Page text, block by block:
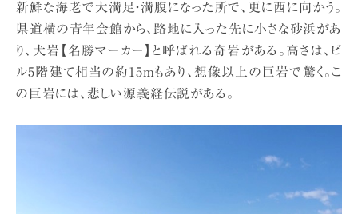
新鮮な海老で大満足・満腹になった所で、更に西に向かう。
県道横の青年会館から、路地に入った先に小さな砂浜があ
り、犬岩【名勝マーカー】と呼ばれる奇岩がある。高さは、ビ
ル5階建て相当の約15mもあり、想像以上の巨岩で驚く。こ
の巨岩には、悲しい源義経伝説がある。